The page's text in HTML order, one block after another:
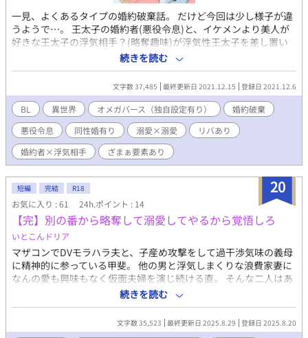
一見、よくあるタイプの婚約破棄話。 だけど今回は少し様子が違
うようで…。 王太子の婚約者(悪役令息)と、イケメンより美人が
好きな王太子の浮気相手？(略奪趣味)が浮気性王太子を差し置い
て愛を育む…大ざっぱに言うとそんな話です。 ※ 最初、主人公Ω
がクソみたいな性格をしています。ご注意下さい。 表紙は友人あ
お氏に描いていただきましたm(_ _)m
続きを読む
文字数 37,485 最終更新日 2021.12.15 登録日 2021.12.6
BL 異世界 オメガバース（独自設定有り）
婚約破棄
悪役令息
同性婚有り 溺愛×溺愛
リバあり
婚約者×浮気相手
ざまぁ要素あり
20
短編 完結 R18
お気に入り : 61 24h.ポイント : 14
【完】別の番から略奪して溺愛してやるから覚悟しろ
いとこんドリア
マザコンでDVモラハラ夫と、子産め攻撃をして過干渉気味の義母
に精神的に参っている甲斐。 他の男と浮気しまくりな浪費家妻に
なんの愛も興味もなく仮面夫婦を演じ続ける直。 そんな二人はあ
る日、卒業式以来の数年ぶりの再会をする。 二人は元・運命の番
同士だが、お互いに既婚者同士。 甲斐は気持ちを抑えようとする
が、諦めきれない直は…… ※【学園トップに反抗したら～】の設
定をお借りしていますが、読まなくてもわかります。
続きを読む
文字数 35,523 最終更新日 2025.8.29 登録日 2025.8.20